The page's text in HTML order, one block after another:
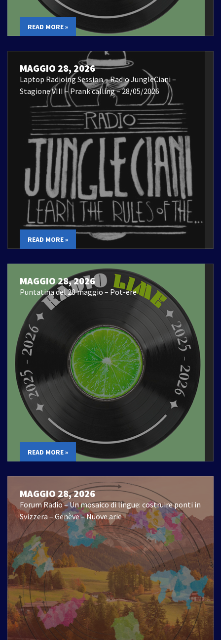
READ MORE »
MAGGIO 28, 2026
Laptop Radioing Session – Radio JungleCiani –
Stagione VIII – Prank calling – 28/05/2026
READ MORE »
MAGGIO 28, 2026
Puntatina del 28 maggio – Pot-ere
READ MORE »
MAGGIO 28, 2026
Forum Radio – Un mosaico di lingue: costruire ponti in
Svizzera – Genève – Nuove arie